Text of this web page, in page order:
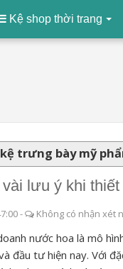
Kệ shop thời trang
trưng bày mỹ
vài lưu ý khi
- Không có nhận xét
nước hoa là mô
đầu tư hiện nay. Với